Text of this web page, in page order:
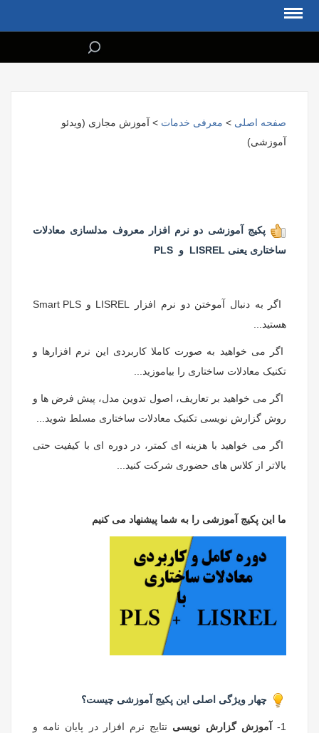
صفحه اصلی > معرفی خدمات > آموزش مجازی (ویدئو
آموزشی)
پکیج آموزشی دو نرم افزار معروف مدلسازی معادلات
ساختاری یعنی LISREL و PLS
اگر به دنبال آموختن دو نرم افزار LISREL و Smart PLS
هستید...
اگر می خواهید به صورت کاملا کاربردی این نرم افزارها و
تکنیک معادلات ساختاری را بیاموزید...
اگر می خواهید بر تعاریف، اصول تدوین مدل، پیش فرض ها و
روش گزارش نویسی تکنیک معادلات ساختاری مسلط شوید...
اگر می خواهید با هزینه ای کمتر، در دوره ای با کیفیت حتی
بالاتر از کلاس های حضوری شرکت کنید...
ما این پکیج آموزشی را به شما پیشنهاد می کنیم
چهار ویژگی اصلی این پکیج آموزشی چیست؟
1- آموزش گزارش نویسی نتایج نرم افزار در پایان نامه و